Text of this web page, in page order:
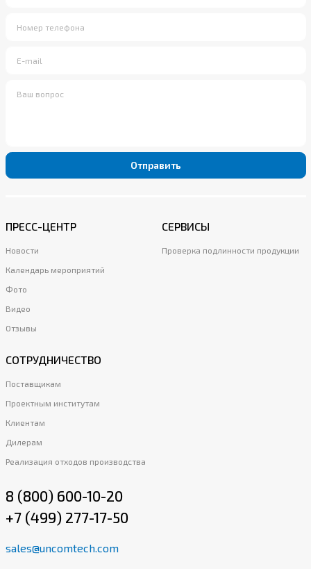
Отправить
ПРЕСС-ЦЕНТР
Новости
Календарь мероприятий
Фото
Видео
Отзывы
СЕРВИСЫ
Проверка подлинности продукции
СОТРУДНИЧЕСТВО
Поставщикам
Проектным институтам
Клиентам
Дилерам
Реализация отходов производства
8 (800) 600-10-20
+7 (499) 277-17-50
sales@uncomtech.com